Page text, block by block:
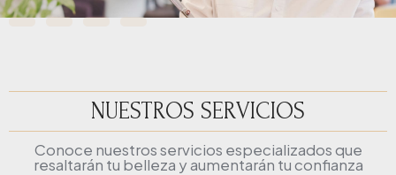
NUESTROS SERVICIOS
Conoce nuestros servicios especializados que
resaltarán tu belleza y aumentarán tu confianza